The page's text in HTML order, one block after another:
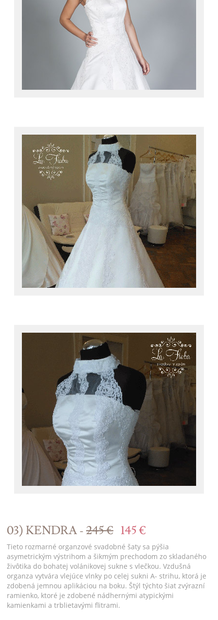
03) KENDRA -245 € 145 €
Tieto rozmarné organzové svadobné šaty sa pýšia
asymetrickým výstrihom a šikmým prechodom zo skladaného
živôtika do bohatej volánikovej sukne s vlečkou. Vzdušná
organza vytvára vlejúce vlnky po celej sukni A- strihu, ktorá je
zdobená jemnou aplikáciou na boku. Štýl týchto šiat zvýrazní
ramienko, ktoré je zdobené nádhernými atypickými
kamienkami a trblietavými flitrami.